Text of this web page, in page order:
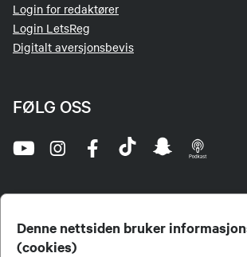
Denne nettsiden bruker
(cookies)
Login for redaktører
Login LetsReg
Digitalt aversjonsbevis
FØLG OSS